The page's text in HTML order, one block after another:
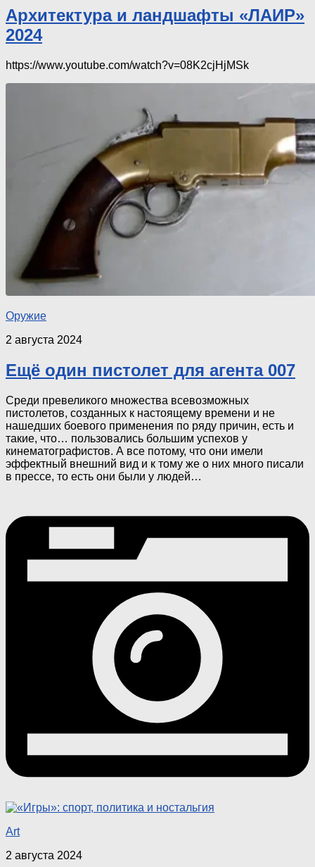
Архитектура и ландшафты «ЛАИР»
2024
https://www.youtube.com/watch?v=08K2cjHjMSk
Оружие
2 августа 2024
Ещё один пистолет для агента 007
Среди превеликого множества всевозможных
пистолетов, созданных к настоящему времени и не
нашедших боевого применения по ряду причин, есть и
такие, что… пользовались большим успехов у
кинематографистов. А все потому, что они имели
эффектный внешний вид и к тому же о них много писали
в прессе, то есть они были у людей…
Art
2 августа 2024